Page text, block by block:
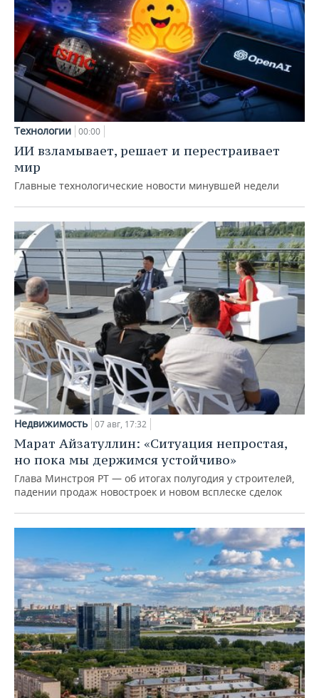
Технологии 00:00
ИИ взламывает, решает и перестраивает
мир
Главные технологические новости минувшей недели
Недвижимость 07 авг, 17:32
Марат Айзатуллин: «Ситуация непростая,
но пока мы держимся устойчиво»
Глава Минстроя РТ — об итогах полугодия у строителей,
падении продаж новостроек и новом всплеске сделок